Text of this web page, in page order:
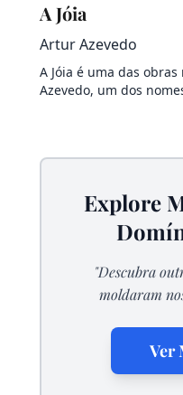
A Jóia
Artur Azevedo
A Jóia é uma das
Azevedo, um dos
Explore
"Descubra
moldaram
Ver